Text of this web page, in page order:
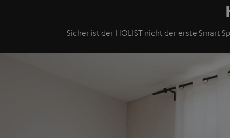
Sicher ist der HOLIST nicht der erste Smart